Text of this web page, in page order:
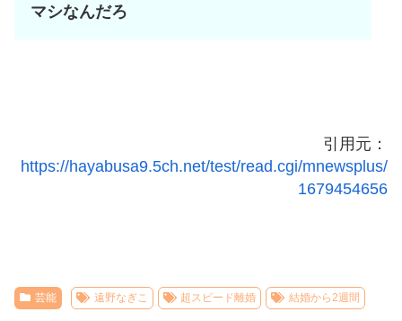
マシなんだろ
引用元：
https://hayabusa9.5ch.net/test/read.cgi/mnewsplus/
1679454656
芸能 遠野なぎこ 超スピード離婚 結婚から2週間